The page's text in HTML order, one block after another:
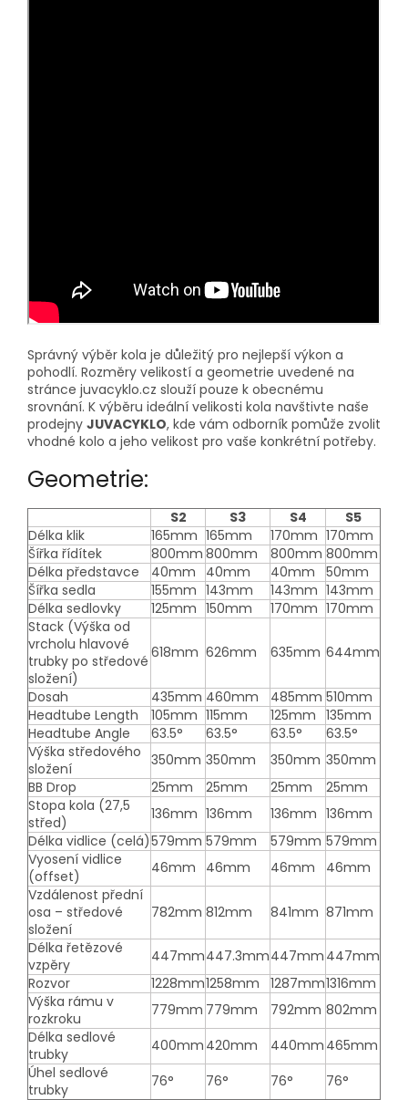
Správný výběr kola je důležitý pro nejlepší výkon a
pohodlí. Rozměry velikostí a geometrie uvedené na
stránce juvacyklo.cz slouží pouze k obecnému
srovnání. K výběru ideální velikosti kola navštivte naše
prodejny JUVACYKLO, kde vám odborník pomůže zvolit
vhodné kolo a jeho velikost pro vaše konkrétní potřeby.
Geometrie:
S2 S3 S4
S5
Délka klik
165mm 165mm 170mm 170mm
Šířka řídítek
800mm 800mm 800mm 800mm
Délka představce
40mm 40mm 40mm
50mm
Šířka sedla
155mm 143mm 143mm 143mm
Délka sedlovky
125mm 150mm 170mm 170mm
Stack (Výška od
vrcholu hlavové
trubky po středové
složení)
618mm 626mm 635mm 644mm
Dosah 435mm 460mm 485mm 510mm
Headtube Length
105mm 115mm 125mm 135mm
Headtube Angle
63.5° 63.5° 63.5°
63.5°
Výška středového
složení
350mm 350mm 350mm 350mm
BB Drop
25mm 25mm 25mm
25mm
Stopa kola (27,5
střed)
136mm 136mm 136mm 136mm
Délka vidlice (celá)579mm 579mm 579mm 579mm
Vyosení vidlice
(offset)
46mm 46mm 46mm
46mm
Vzdálenost přední
osa – středové
složení
782mm 812mm 841mm 871mm
Délka řetězové
vzpěry
447mm447.3mm447mm 447mm
Rozvor
1228mm1258mm 1287mm1316mm
Výška rámu v
rozkroku
779mm 779mm 792mm 802mm
Délka sedlové
trubky
400mm 420mm 440mm 465mm
Úhel sedlové
trubky
76° 76° 76° 76°